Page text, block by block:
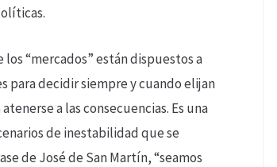
“mercados” están dispuestos a
para decidir siempre y cuando elijan
a las consecuencias. Es una
de inestabilidad que se
de José de San Martín, “seamos